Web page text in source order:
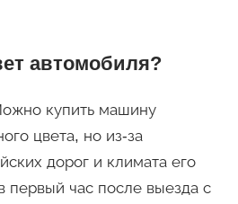
автомобиля?
купить машину
цвета, но из-за
дорог и климата его
первый час после выезда с